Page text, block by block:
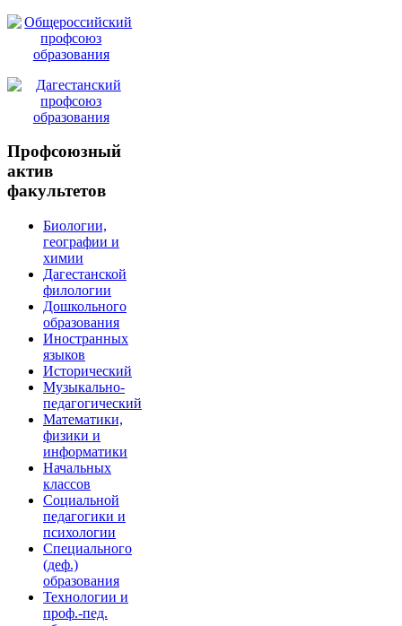
Профсоюзный
актив
факультетов
Биологии,
географии и
химии
Дагестанской
филологии
Дошкольного
образования
Иностранных
языков
Исторический
Музыкально-
педагогический
Математики,
физики и
информатики
Начальных
классов
Социальной
педагогики и
психологии
Специального
(деф.)
образования
Технологии и
проф.-пед.